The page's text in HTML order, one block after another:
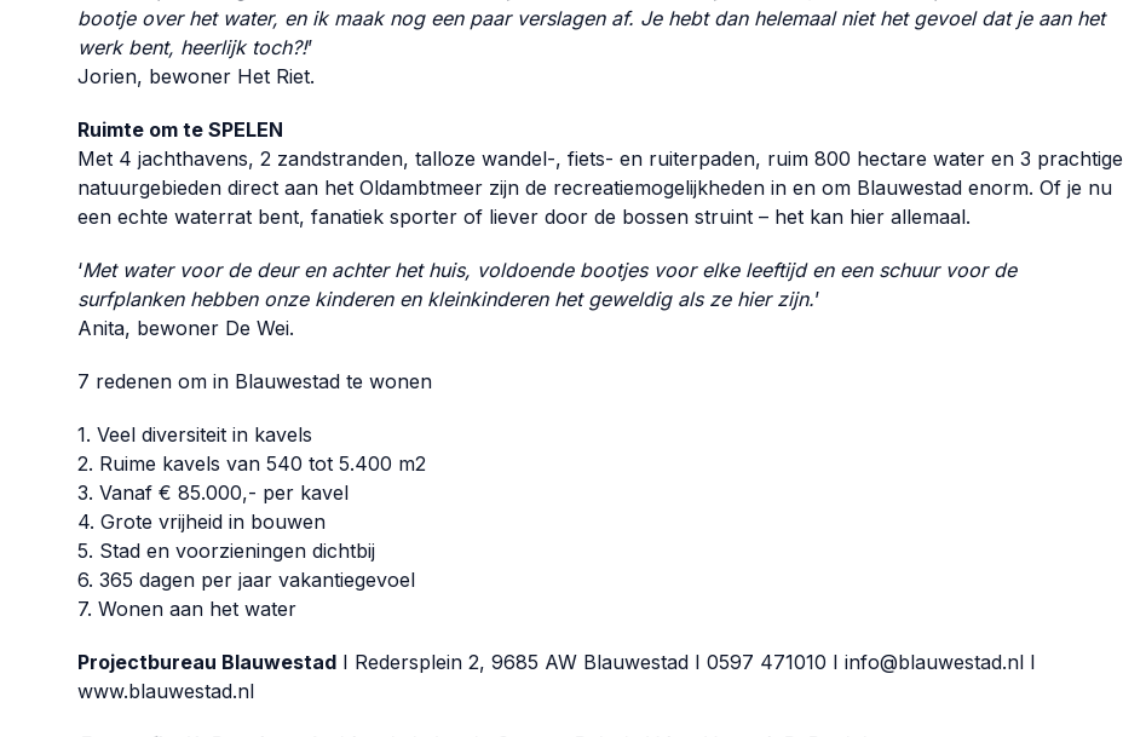
bootje over het water, en ik maak nog een paar verslagen af. Je hebt dan helemaal niet het gevoel dat je aan het
werk bent, heerlijk toch?!’
Jorien, bewoner Het Riet.
Ruimte om te SPELEN
Met 4 jachthavens, 2 zandstranden, talloze wandel-, fiets- en ruiterpaden, ruim 800 hectare water en 3 prachtige
natuurgebieden direct aan het Oldambtmeer zijn de recreatiemogelijkheden in en om Blauwestad enorm. Of je nu
een echte waterrat bent, fanatiek sporter of liever door de bossen struint – het kan hier allemaal.
‘Met water voor de deur en achter het huis, voldoende bootjes voor elke leeftijd en een schuur voor de
surfplanken hebben onze kinderen en kleinkinderen het geweldig als ze hier zijn.’
Anita, bewoner De Wei.
7 redenen om in Blauwestad te wonen
1. Veel diversiteit in kavels
2. Ruime kavels van 540 tot 5.400 m2
3. Vanaf € 85.000,- per kavel
4. Grote vrijheid in bouwen
5. Stad en voorzieningen dichtbij
6. 365 dagen per jaar vakantiegevoel
7. Wonen aan het water
Projectbureau Blauwestad I Redersplein 2, 9685 AW Blauwestad I 0597 471010 I info@blauwestad.nl I
www.blauwestad.nl